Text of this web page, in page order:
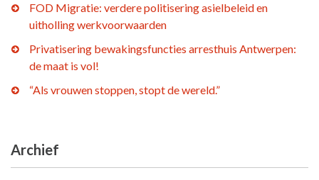
FOD Migratie: verdere politisering asielbeleid en
uitholling werkvoorwaarden
Privatisering bewakingsfuncties arresthuis Antwerpen:
de maat is vol!
“Als vrouwen stoppen, stopt de wereld.”
Archief